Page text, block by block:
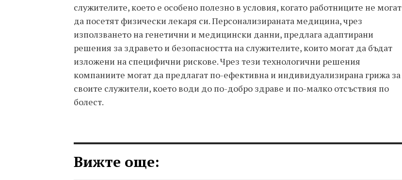
служителите, което е особено полезно в условия, когато работниците не могат
да посетят физически лекаря си. Персонализираната медицина, чрез
използването на генетични и медицински данни, предлага адаптирани
решения за здравето и безопасността на служителите, които могат да бъдат
изложени на специфични рискове. Чрез тези технологични решения
компаниите могат да предлагат по-ефективна и индивидуализирана грижа за
своите служители, което води до по-добро здраве и по-малко отсъствия по
болест.
Вижте още: